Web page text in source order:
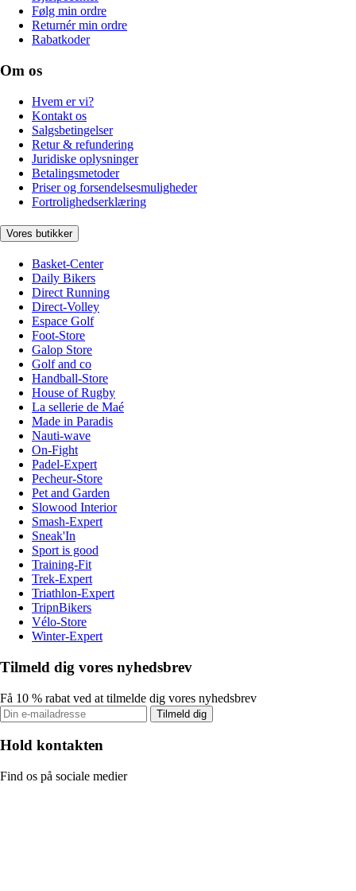
Følg min ordre
Returnér min ordre
Rabatkoder
Om os
Hvem er vi?
Kontakt os
Salgsbetingelser
Retur & refundering
Juridiske oplysninger
Betalingsmetoder
Priser og forsendelsesmuligheder
Fortrolighedserklæring
Vores butikker
Basket-Center
Daily Bikers
Direct Running
Direct-Volley
Espace Golf
Foot-Store
Galop Store
Golf and co
Handball-Store
House of Rugby
La sellerie de Maé
Made in Paradis
Nauti-wave
On-Fight
Padel-Expert
Pecheur-Store
Pet and Garden
Slowood Interior
Smash-Expert
Sneak'In
Sport is good
Training-Fit
Trek-Expert
Triathlon-Expert
TripnBikers
Vélo-Store
Winter-Expert
Tilmeld dig vores nyhedsbrev
Få 10 % rabat ved at tilmelde dig vores nyhedsbrev
Tilmeld dig
Hold kontakten
Find os på sociale medier